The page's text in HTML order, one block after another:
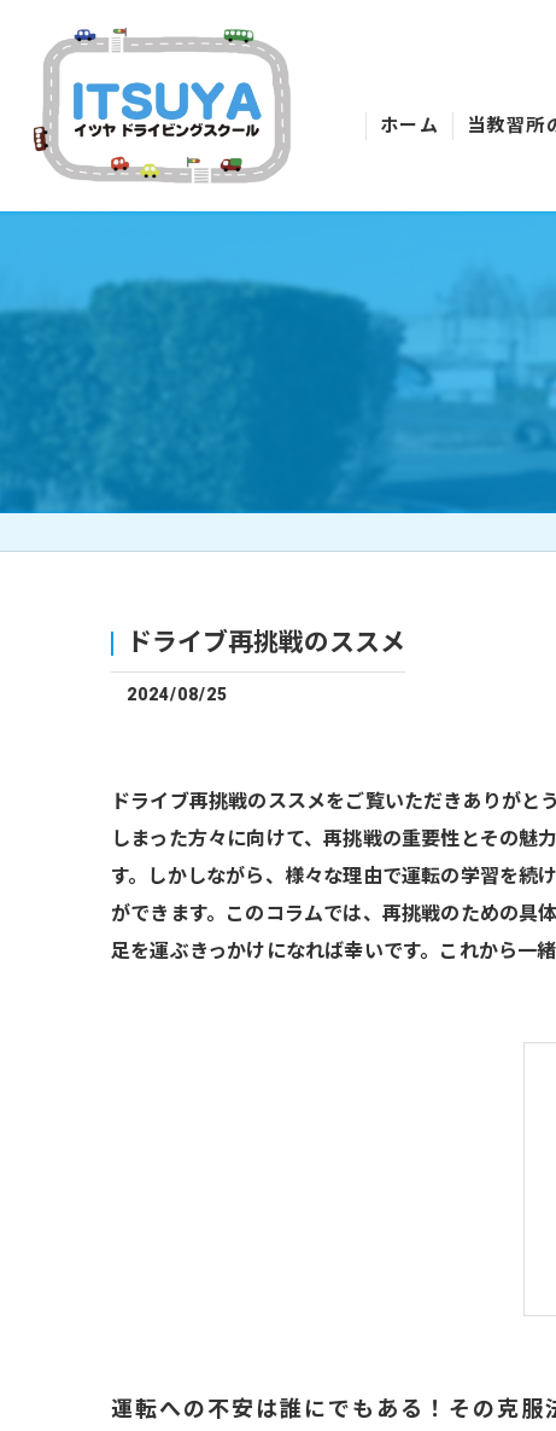
ホーム 当教習所
ドライブ再挑戦のススメ
2024/08/25
ドライブ再挑戦のススメをご覧いただきありが
しまった方々に向けて、再挑戦の重要性とその魅
す。しかしながら、様々な理由で運転の学習を続
ができます。このコラムでは、再挑戦のための具
足を運ぶきっかけになれば幸いです。これから一
運転への不安は誰にでもある！その克服